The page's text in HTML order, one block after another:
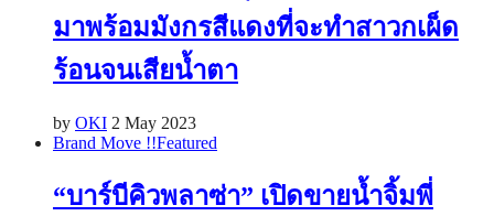
มาพร้อมมังกรสีแดงที่จะทำสาวกเผ็ด
ร้อนจนเสียน้ำตา
by OKI 2 May 2023
Brand Move !!Featured
“บาร์บีคิวพลาซ่า” เปิดขายน้ำจิ้มพี่